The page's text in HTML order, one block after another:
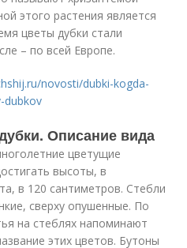
этого растения является
цветы дубки стали
– по всей Европе.
novosti/dubki-kogda-
dubkov
Описание вида
цветущие
высоты, в
в 120 сантиметров. Стебли
сверху опушенные. По
на стеблях напоминают
этих цветов. Бутоны